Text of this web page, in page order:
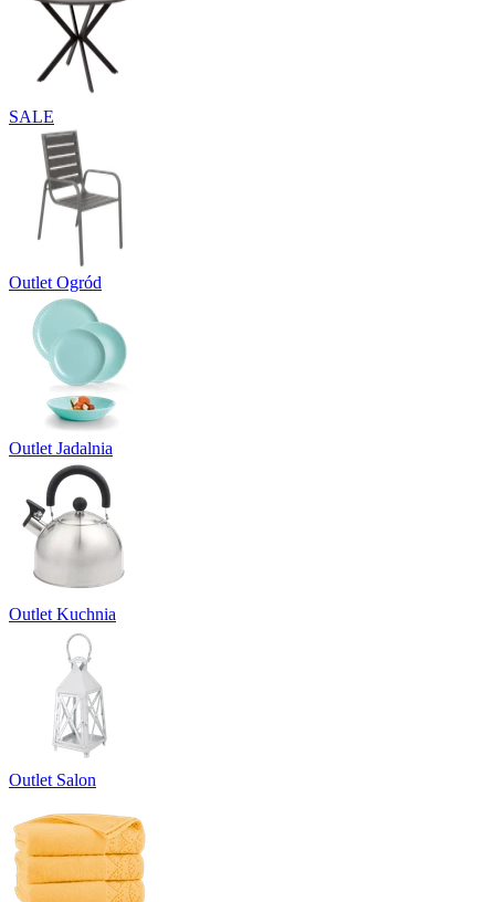
SALE
Outlet Ogród
Outlet Jadalnia
Outlet Kuchnia
Outlet Salon